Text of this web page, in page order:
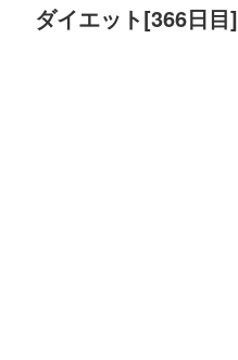
ダイエット[366日目]